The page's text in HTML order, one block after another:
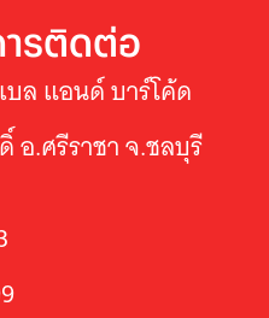
รติดต่อ
บล แอนด์ บาร์โค้ด
อ.ศรีราชา จ.ชลบุรี